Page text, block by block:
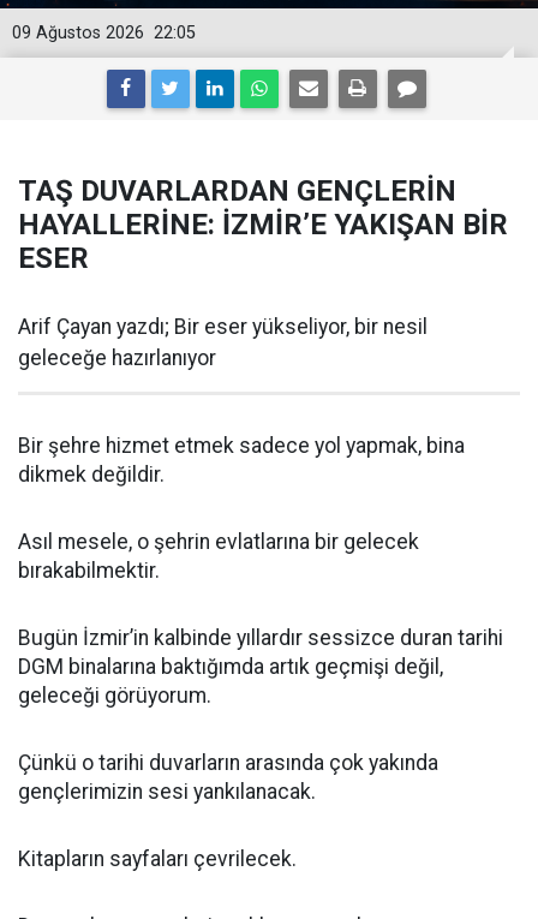
22:05
09 Ağustos 2026
TAŞ DUVARLARDAN GENÇLERİN
HAYALLERİNE: İZMİR’E YAKIŞAN BİR
ESER
Arif Çayan yazdı; Bir eser yükseliyor, bir nesil
geleceğe hazırlanıyor
Bir şehre hizmet etmek sadece yol yapmak, bina
dikmek değildir.
Asıl mesele, o şehrin evlatlarına bir gelecek
bırakabilmektir.
Bugün İzmir’in kalbinde yıllardır sessizce duran tarihi
DGM binalarına baktığımda artık geçmişi değil,
geleceği görüyorum.
Çünkü o tarihi duvarların arasında çok yakında
gençlerimizin sesi yankılanacak.
Kitapların sayfaları çevrilecek.